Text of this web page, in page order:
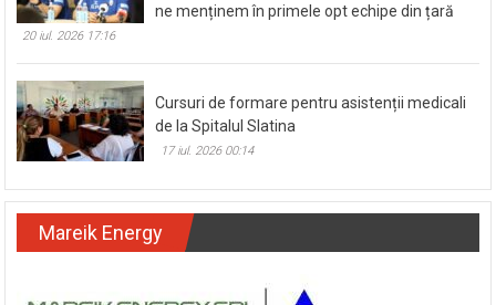
ne menținem în primele opt echipe din țară
20 iul. 2026 17:16
Cursuri de formare pentru asistenții medicali
de la Spitalul Slatina
17 iul. 2026 00:14
Mareik Energy